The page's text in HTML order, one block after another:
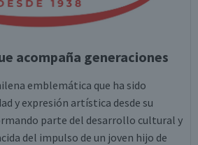
acompaña generaciones
emblemática que ha sido
y expresión artística desde su
parte del desarrollo cultural y
del impulso de un joven hijo de